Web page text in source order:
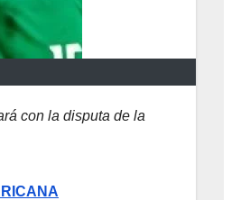
con la disputa de la